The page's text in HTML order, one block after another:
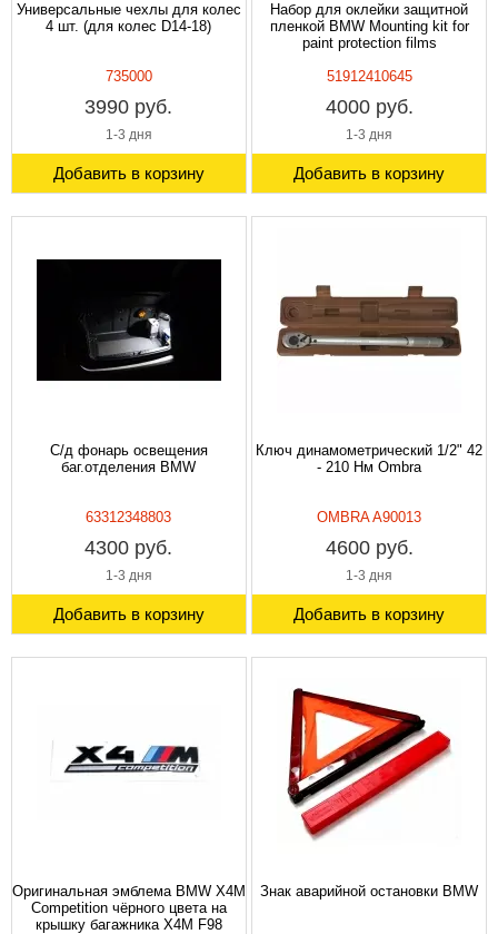
Универсальные чехлы для колес
4 шт. (для колес D14-18)
735000
3990 руб.
1-3 дня
Добавить в корзину
Набор для оклейки защитной
пленкой BMW Mounting kit for
paint protection films
51912410645
4000 руб.
1-3 дня
Добавить в корзину
С/д фонарь освещения
баг.отделения BMW
63312348803
4300 руб.
1-3 дня
Добавить в корзину
Ключ динамометрический 1/2" 42
- 210 Нм Ombra
OMBRA A90013
4600 руб.
1-3 дня
Добавить в корзину
Оригинальная эмблема BMW X4M
Competition чёрного цвета на
крышку багажника X4M F98
Знак аварийной остановки BMW